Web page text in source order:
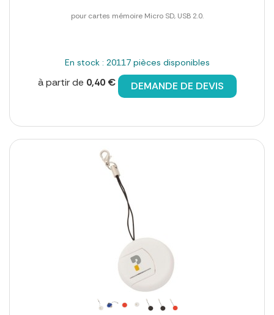
pour cartes mémoire Micro SD, USB 2.0.
En stock : 20117 pièces disponibles
à partir de 0,40 € DEMANDE DE DEVIS